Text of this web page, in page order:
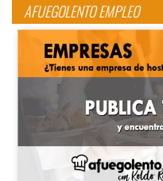
AFUEGOLENTO EMPLEO